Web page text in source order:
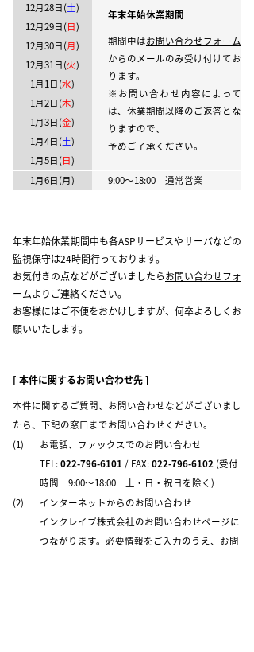
12月28日(土)
12月29日(日)
12月30日(月)
12月31日(火)
1月1日(水)
1月2日(木)
1月3日(金)
1月4日(土)
1月5日(日)
年末年始休業期間
期間中はお問い合わせフォーム
からのメールのみ受け付けてお
ります。
※お問い合わせ内容によって
は、休業期間以降のご返答とな
りますので、
予めご了承ください。
1月6日(月) 9:00～18:00 通常営業
年末年始休業期間中も各ASPサービスやサーバなどの
監視保守は24時間行っております。
お気付きの点などがございましたらお問い合わせフォ
ームよりご連絡ください。
お客様にはご不便をおかけしますが、何卒よろしくお
願いいたします。
[ 本件に関するお問い合わせ先 ]
本件に関するご質問、お問い合わせなどがございまし
たら、下記の窓口までお問い合わせください。
(1)
お電話、ファックスでのお問い合わせ
TEL:022-796-6101 / FAX:022-796-6102 (受付
時間 9:00～18:00 土・日・祝日を除く)
(2)
インターネットからのお問い合わせ
インクレイブ株式会社のお問い合わせページに
つながります。必要情報をご入力のうえ、お問